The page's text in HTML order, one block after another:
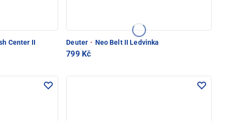
Center II Deuter · Neo Belt II Ledvinka
799 Kč